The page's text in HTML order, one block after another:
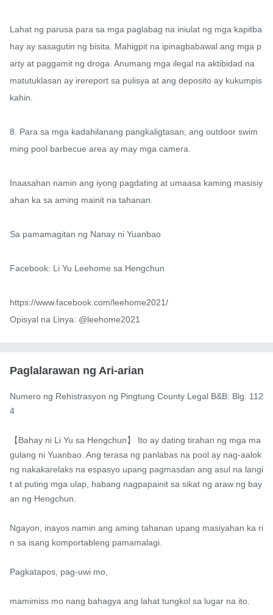
Lahat ng parusa para sa mga paglabag na iniulat ng mga kapitba
hay ay sasagutin ng bisita. Mahigpit na ipinagbabawal ang mga p
arty at paggamit ng droga. Anumang mga ilegal na aktibidad na
matutuklasan ay irereport sa pulisya at ang deposito ay kukumpis
kahin.
8. Para sa mga kadahilanang pangkaligtasan, ang outdoor swim
ming pool barbecue area ay may mga camera.
Inaasahan namin ang iyong pagdating at umaasa kaming masisiy
ahan ka sa aming mainit na tahanan.
Sa pamamagitan ng Nanay ni Yuanbao
Facebook: Li Yu Leehome sa Hengchun
https://www.facebook.com/leehome2021/
Opisyal na Linya: @leehome2021
Paglalarawan ng Ari-arian
Numero ng Rehistrasyon ng Pingtung County Legal B&B: Blg. 112
4
【Bahay ni Li Yu sa Hengchun】 Ito ay dating tirahan ng mga ma
gulang ni Yuanbao. Ang terasa ng panlabas na pool ay nag-aalok
ng nakakarelaks na espasyo upang pagmasdan ang asul na langi
t at puting mga ulap, habang nagpapainit sa sikat ng araw ng bay
an ng Hengchun.
Ngayon, inayos namin ang aming tahanan upang masiyahan ka ri
n sa isang komportableng pamamalagi.
Pagkatapos, pag-uwi mo,
mamimiss mo nang bahagya ang lahat tungkol sa lugar na ito.